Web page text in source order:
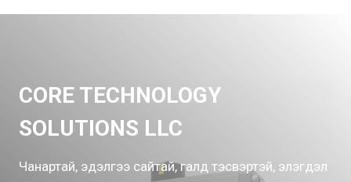
CORE TECHNOLOGY
SOLUTIONS LLC
Чанартай, эдэлгээ сайтай, галд тэсвэртэй, элэгдэл